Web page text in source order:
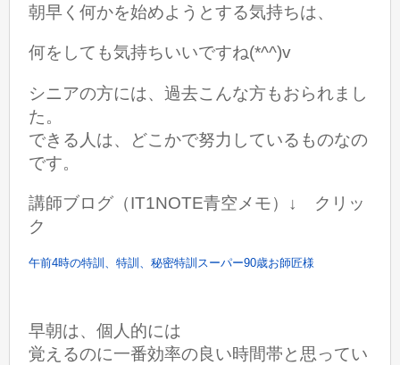
朝早く何かを始めようとする気持ちは、
何をしても気持ちいいですね(*^^)v
シニアの方には、過去こんな方もおられまし
た。
できる人は、どこかで努力しているものなの
です。
講師ブログ（IT1NOTE青空メモ）↓ クリッ
ク
午前4時の特訓、特訓、秘密特訓スーパー90歳お師匠様
早朝は、個人的には
覚えるのに一番効率の良い時間帯と思ってい